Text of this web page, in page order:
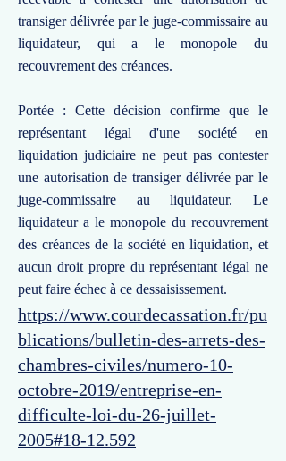
transiger délivrée par le juge-commissaire au
liquidateur, qui a le monopole du
recouvrement des créances.
Portée : Cette décision confirme que le
représentant légal d'une société en
liquidation judiciaire ne peut pas contester
une autorisation de transiger délivrée par le
juge-commissaire au liquidateur. Le
liquidateur a le monopole du recouvrement
des créances de la société en liquidation, et
aucun droit propre du représentant légal ne
peut faire échec à ce dessaisissement.
https://www.courdecassation.fr/pu
blications/bulletin-des-arrets-des-
chambres-civiles/numero-10-
octobre-2019/entreprise-en-
difficulte-loi-du-26-juillet-
2005#18-12.592